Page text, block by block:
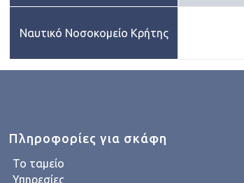
Ναυτικό Νοσοκομείο Κρήτης
Πληροφορίες για σκάφη
Το ταμείο
Υπηρεσίες